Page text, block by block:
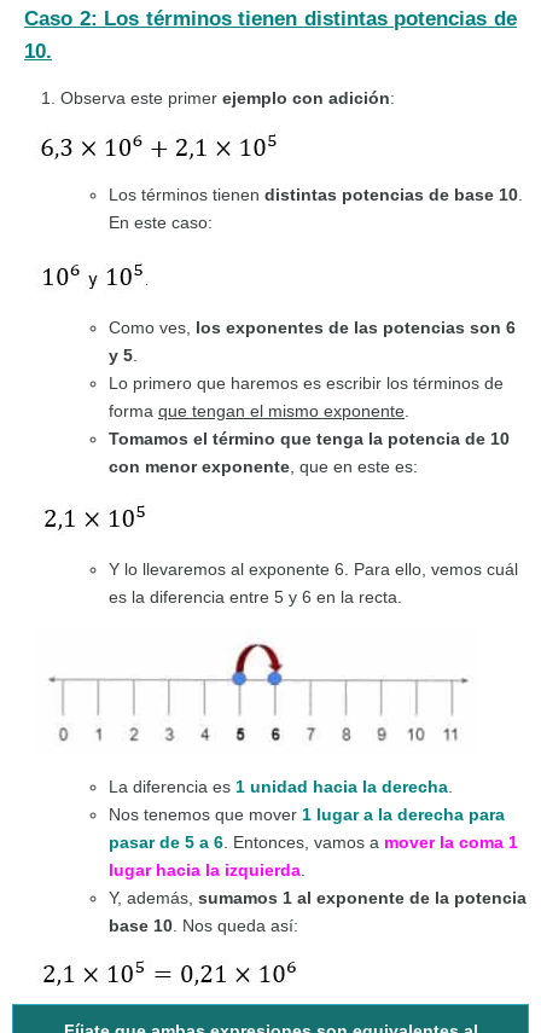
Caso 2: Los términos tienen distintas potencias de
10.
Observa este primer ejemplo con adición:
Los términos tienen distintas potencias de base 10.
En este caso:
Como ves, los exponentes de las potencias son 6
y 5
Lo primero que haremos es escribir los términos de
forma que tengan el mismo exponente
Tomamos el término que tenga la potencia de 10
con menor exponente , que en este es:
Y lo llevaremos al exponente 6. Para ello, vemos cuál
es la diferencia entre 5 y 6 en la recta.
La diferencia es 1 unidad hacia la derecha
Nos tenemos que mover 1 lugar a la derecha para
pasar de 5 a 6 . Entonces, vamos a mover la coma 1
lugar hacia la izquierda
Y, además, sumamos 1 al exponente de la potencia
base 10 . Nos queda así: